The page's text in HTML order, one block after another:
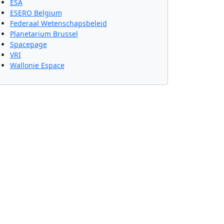
ESA
ESERO Belgium
Federaal Wetenschapsbeleid
Planetarium Brussel
Spacepage
VRI
Wallonie Espace